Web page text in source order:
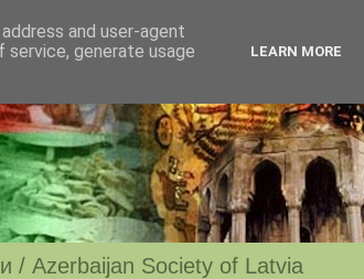
/ Azerbaijan Society of Latvia
and user-agent
generate usage
LEARN MORE